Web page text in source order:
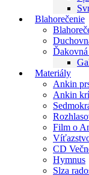
Blahorečenie
Materiály
Ankin
Ankin
Film o
CD
Hymnus
Slza